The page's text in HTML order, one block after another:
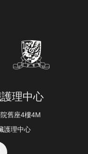
理中心
舊座4樓4M
護理中心